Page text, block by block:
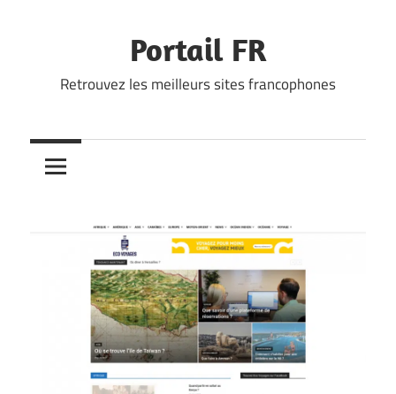
Portail FR
Retrouvez les meilleurs sites francophones